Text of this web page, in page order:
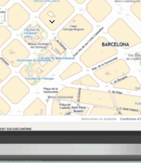
Ideal per a:
Ves a l'eina